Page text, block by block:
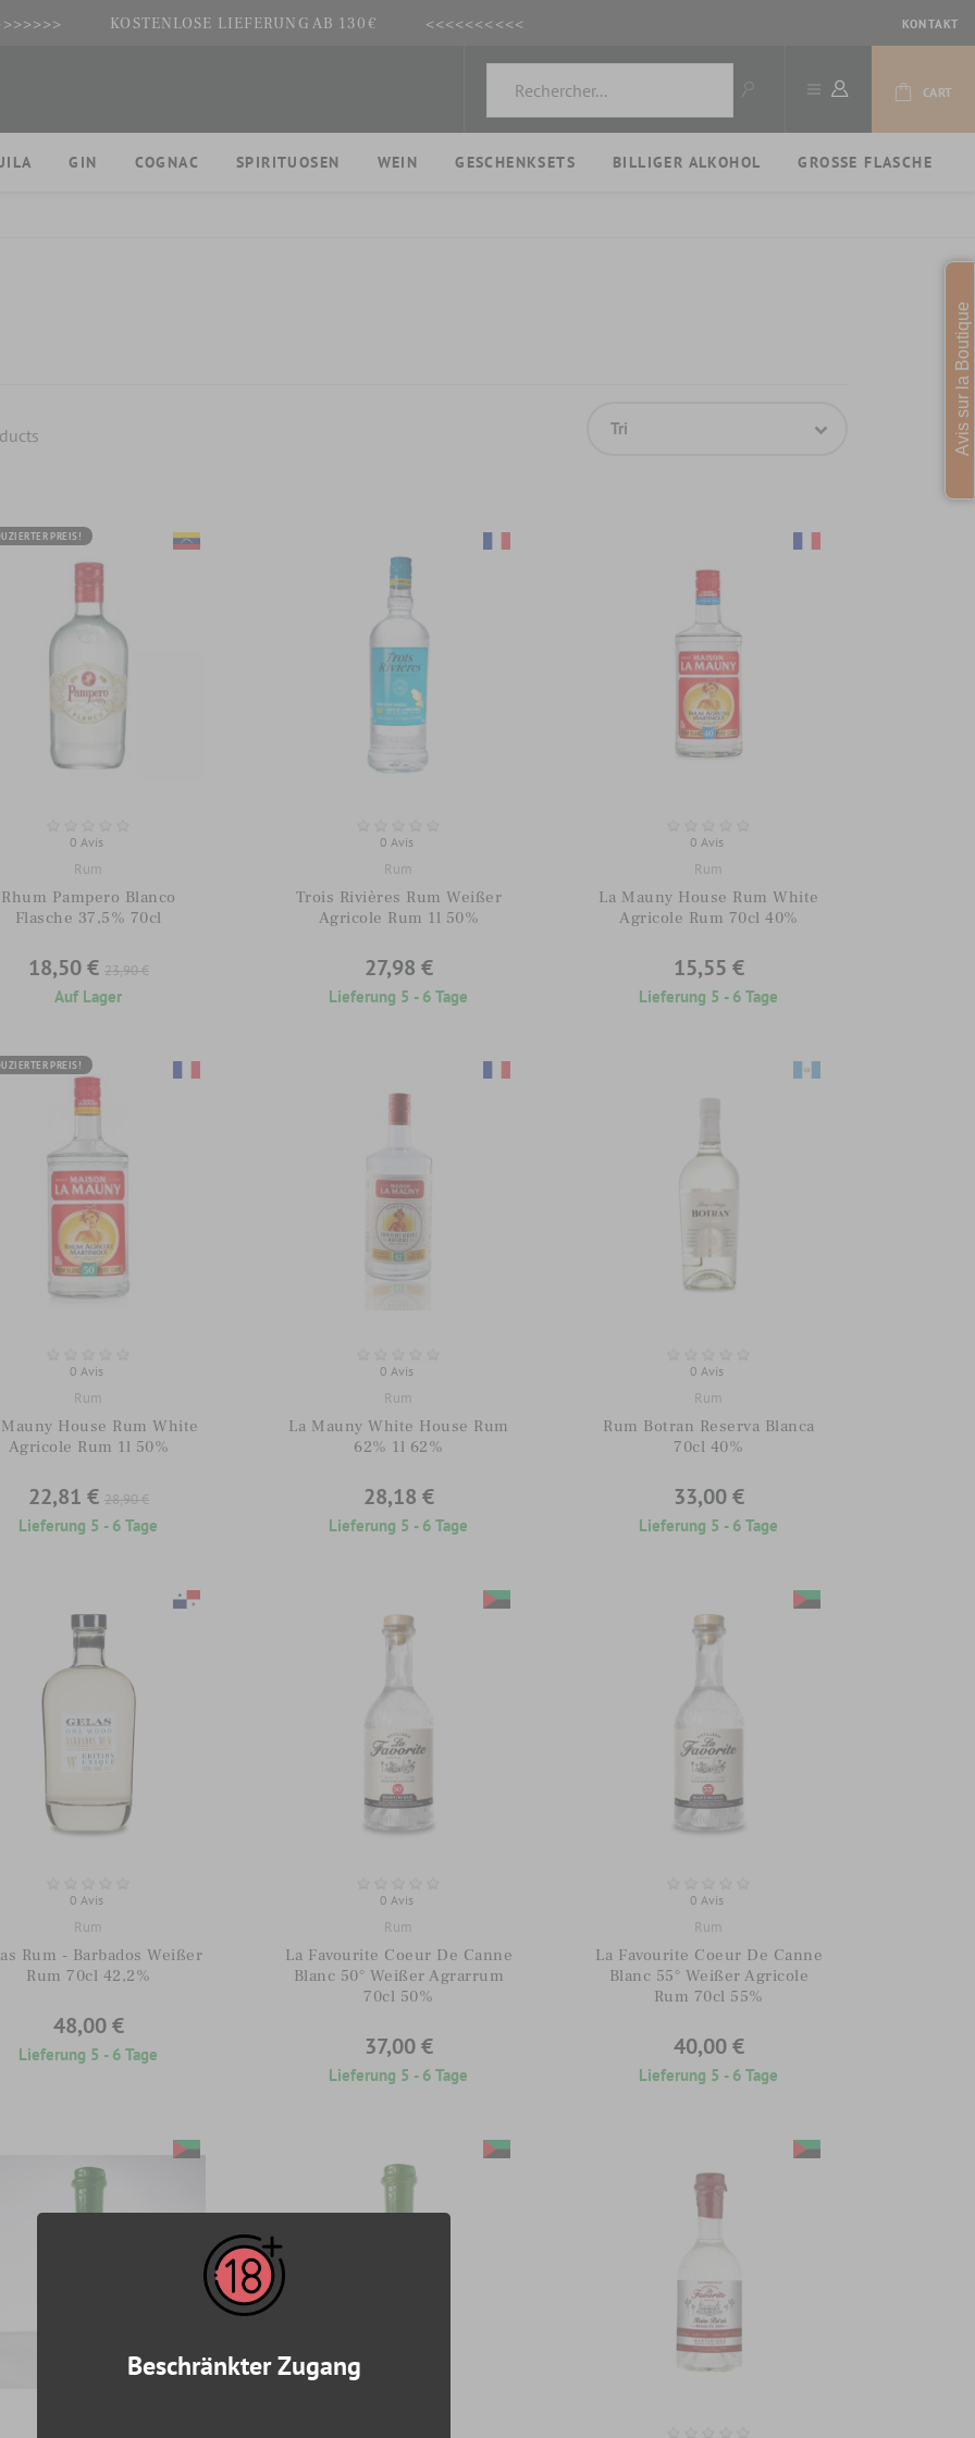
KOSTENLOSE LIEFERUNG AB 130€ <<<<<<<<<< KONTAKT
CART
GIN COGNAC SPIRITUOSEN WEIN GESCHENKSETS BILLIGER ALKOHOL GROSSE FLASCHE
Tri
PREIS!
0 Avis
Rum
Rhum Pampero Blanco
Flasche 37,5% 70cl
18,50 € 23,90 €
Auf Lager
0 Avis
Rum
Trois Rivières Rum Weißer
Agricole Rum 1l 50%
27,98 €
Lieferung 5 - 6 Tage
0 Avis
Rum
La Mauny House Rum White
Agricole Rum 70cl 40%
15,55 €
Lieferung 5 - 6 Tage
PREIS!
0 Avis
Rum
House Rum White
Agricole Rum 1l 50%
22,81 € 28,90 €
Lieferung 5 - 6 Tage
0 Avis
Rum
La Mauny White House Rum
62% 1l 62%
28,18 €
Lieferung 5 - 6 Tage
0 Avis
Rum
Rum Botran Reserva Blanca
70cl 40%
33,00 €
Lieferung 5 - 6 Tage
0 Avis
Rum
Rum - Barbados Weißer
Rum 70cl 42,2%
48,00 €
Lieferung 5 - 6 Tage
0 Avis
Rum
La Favourite Coeur De Canne
Blanc 50° Weißer Agrarrum
70cl 50%
37,00 €
Lieferung 5 - 6 Tage
0 Avis
Rum
La Favourite Coeur De Canne
Blanc 55° Weißer Agricole
Rum 70cl 55%
40,00 €
Lieferung 5 - 6 Tage
Beschränkter Zugang
Avis sur la Boutique